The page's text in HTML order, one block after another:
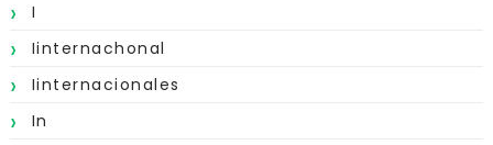
I
Iinternachonal
Iinternacionales
In